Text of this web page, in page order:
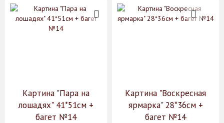
Картина "Пара на
лошадях" 41*51см +
багет №14
Картина "Воскресная
ярмарка" 28*36см +
багет №14